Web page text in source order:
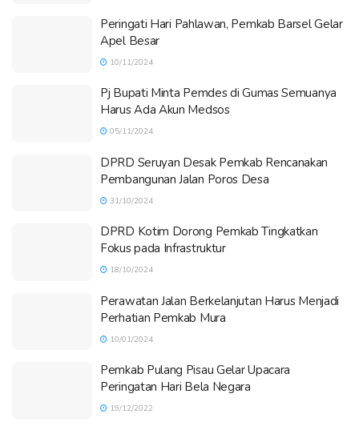
Peringati Hari Pahlawan, Pemkab Barsel Gelar
Apel Besar
10/11/2024
Pj Bupati Minta Pemdes di Gumas Semuanya
Harus Ada Akun Medsos
05/11/2024
DPRD Seruyan Desak Pemkab Rencanakan
Pembangunan Jalan Poros Desa
31/10/2024
DPRD Kotim Dorong Pemkab Tingkatkan
Fokus pada Infrastruktur
18/10/2024
Perawatan Jalan Berkelanjutan Harus Menjadi
Perhatian Pemkab Mura
10/01/2024
Pemkab Pulang Pisau Gelar Upacara
Peringatan Hari Bela Negara
19/12/2022